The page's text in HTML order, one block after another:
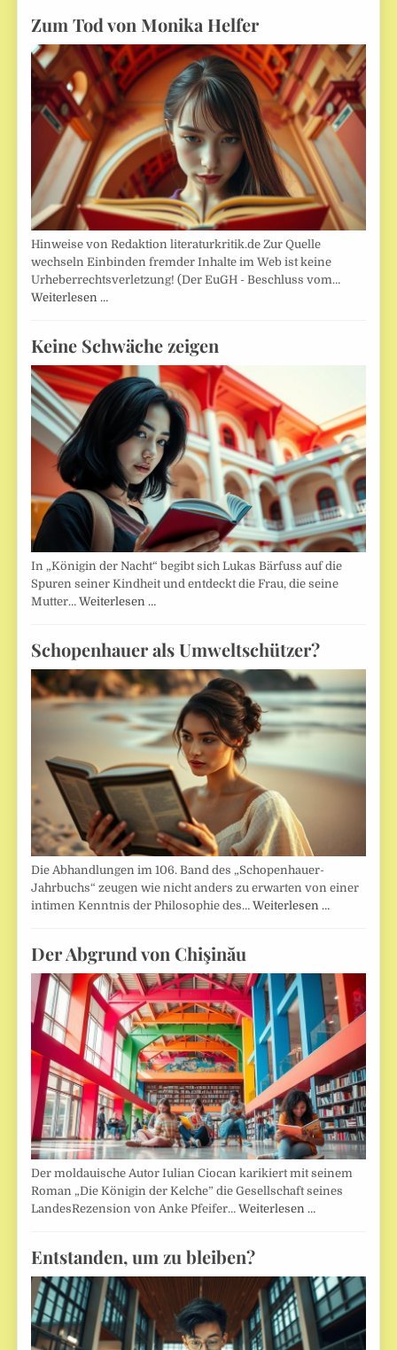
Zum Tod von Monika Helfer
Hinweise von Redaktion literaturkritik.de Zur Quelle
wechseln Einbinden fremder Inhalte im Web ist keine
Urheberrechtsverletzung! (Der EuGH - Beschluss vom…
Weiterlesen …
Keine Schwäche zeigen
In „Königin der Nacht“ begibt sich Lukas Bärfuss auf die
Spuren seiner Kindheit und entdeckt die Frau, die seine
Mutter…Weiterlesen …
Schopenhauer als Umweltschützer?
Die Abhandlungen im 106. Band des „Schopenhauer-
Jahrbuchs“ zeugen wie nicht anders zu erwarten von einer
intimen Kenntnis der Philosophie des…Weiterlesen …
Der Abgrund von Chişinău
Der moldauische Autor Iulian Ciocan karikiert mit seinem
Roman „Die Königin der Kelche” die Gesellschaft seines
LandesRezension von Anke Pfeifer…Weiterlesen …
Entstanden, um zu bleiben?